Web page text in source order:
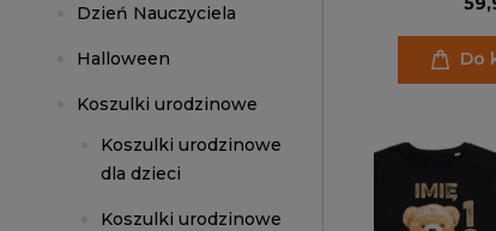
Dzień Nauczyciela
Halloween
Koszulki urodzinowe
Koszulki urodzinowe
dla dzieci
Koszulki urodzinowe
Do